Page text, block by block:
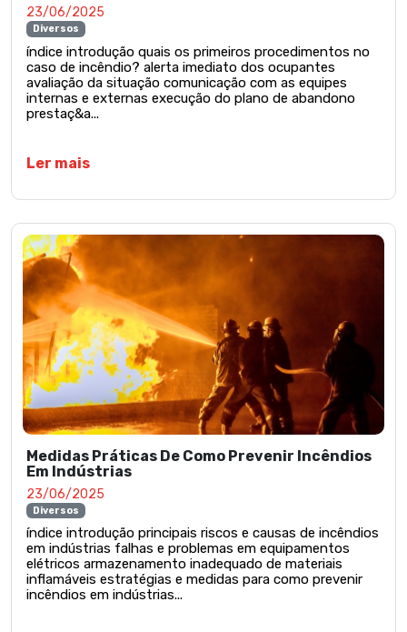
23/06/2025
Diversos
índice introdução quais os primeiros procedimentos no
caso de incêndio? alerta imediato dos ocupantes
avaliação da situação comunicação com as equipes
internas e externas execução do plano de abandono
prestaç&a...
Ler mais
Medidas Práticas De Como Prevenir Incêndios
Em Indústrias
23/06/2025
Diversos
índice introdução principais riscos e causas de incêndios
em indústrias falhas e problemas em equipamentos
elétricos armazenamento inadequado de materiais
inflamáveis estratégias e medidas para como prevenir
incêndios em indústrias...